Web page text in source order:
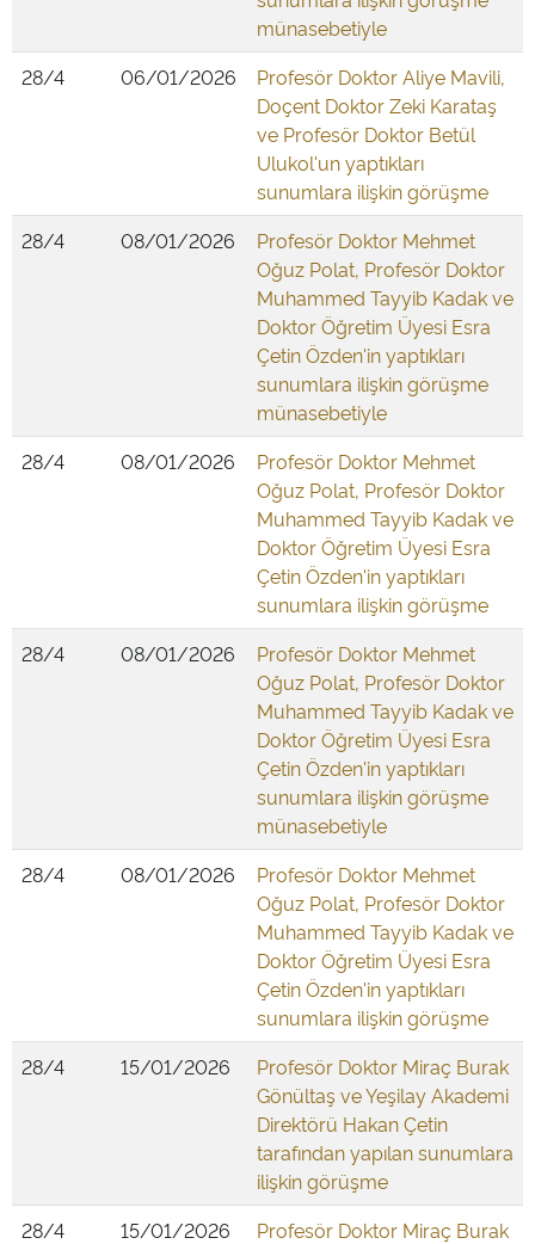
münasebetiyle
28/4
06/01/2026
Profesör Doktor Aliye Mavili,
Doçent Doktor Zeki Karataş
ve Profesör Doktor Betül
Ulukol'un yaptıkları
sunumlara ilişkin görüşme
28/4
08/01/2026
Profesör Doktor Mehmet
Oğuz Polat, Profesör Doktor
Muhammed Tayyib Kadak ve
Doktor Öğretim Üyesi Esra
Çetin Özden'in yaptıkları
sunumlara ilişkin görüşme
münasebetiyle
28/4
08/01/2026
Profesör Doktor Mehmet
Oğuz Polat, Profesör Doktor
Muhammed Tayyib Kadak ve
Doktor Öğretim Üyesi Esra
Çetin Özden'in yaptıkları
sunumlara ilişkin görüşme
28/4
08/01/2026
Profesör Doktor Mehmet
Oğuz Polat, Profesör Doktor
Muhammed Tayyib Kadak ve
Doktor Öğretim Üyesi Esra
Çetin Özden'in yaptıkları
sunumlara ilişkin görüşme
münasebetiyle
28/4
08/01/2026
Profesör Doktor Mehmet
Oğuz Polat, Profesör Doktor
Muhammed Tayyib Kadak ve
Doktor Öğretim Üyesi Esra
Çetin Özden'in yaptıkları
sunumlara ilişkin görüşme
28/4
15/01/2026
Profesör Doktor Miraç Burak
Gönültaş ve Yeşilay Akademi
Direktörü Hakan Çetin
tarafından yapılan sunumlara
ilişkin görüşme
28/4
15/01/2026
Profesör Doktor Miraç Burak